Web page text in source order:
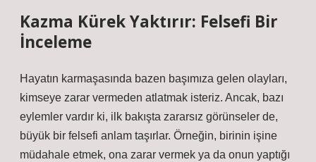
Kazma Kürek Yaktırır: Felsefi Bir
İnceleme
Hayatın karmaşasında bazen başımıza gelen olayları,
kimseye zarar vermeden atlatmak isteriz. Ancak, bazı
eylemler vardır ki, ilk bakışta zararsız görünseler de,
büyük bir felsefi anlam taşırlar. Örneğin, birinin işine
müdahale etmek, ona zarar vermek ya da onun yaptığı